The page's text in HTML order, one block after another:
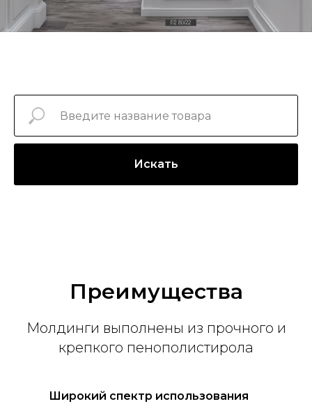
Искать
Преимущества
Молдинги выполнены из прочного и
крепкого пенополистирола
Широкий спектр использования